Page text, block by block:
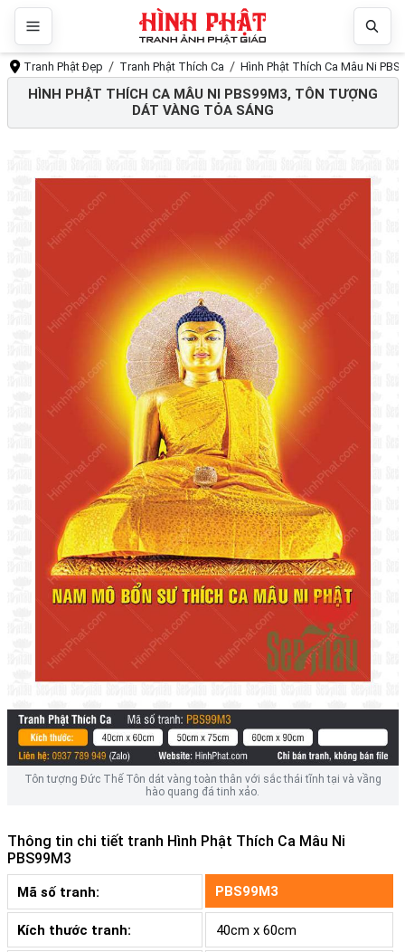
Tranh Phật Đẹp Tranh Phật Thích Ca Hình Phật Thích Ca Mâu Ni
HÌNH PHẬT THÍCH CA MÂU NI PBS99M3, TÔN TƯỢNG
DÁT VÀNG TỎA SÁNG
Tôn tượng Đức Thế Tôn dát vàng toàn thân với sắc thái tĩnh tại và vầng
hào quang đá tinh xảo.
Thông tin chi tiết tranh Hình Phật Thích Ca Mâu Ni
PBS99M3
Mã số tranh: PBS99M3
Kích thước tranh: 40cm x 60cm